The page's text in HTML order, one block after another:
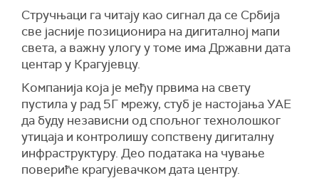
Стручњаци га читају као сигнал да се Србија
све јасније позиционира на дигиталној мапи
света, а важну улогу у томе има Државни дата
центар у Крагујевцу.
Компанија која је међу првима на свету
пустила у рад 5Г мрежу, стуб је настојања УАЕ
да буду независни од спољног технолошког
утицаја и контролишу сопствену дигиталну
инфраструктуру. Део података на чување
повериће крагујевачком дата центру.